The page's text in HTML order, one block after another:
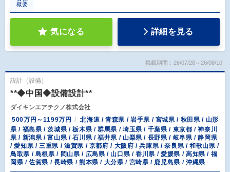
概要
気になる 詳細を見る
掲載期間：26/07/28～26/08/10
設計（設備）
**◆中国◆設備設計**
ダイキンエアテクノ株式会社
500万円～1199万円
北海道 / 青森県 / 岩手県 / 宮城県 / 秋田県 / 山形
県 / 福島県 / 茨城県 / 栃木県 / 群馬県 / 埼玉県 / 千葉県 / 東京都 / 神奈川
県 / 新潟県 / 富山県 / 石川県 / 福井県 / 山梨県 / 長野県 / 岐阜県 / 静岡県
/ 愛知県 / 三重県 / 滋賀県 / 京都府 / 大阪府 / 兵庫県 / 奈良県 / 和歌山県 /
鳥取県 / 島根県 / 岡山県 / 広島県 / 山口県 / 香川県 / 愛媛県 / 高知県 / 福
岡県 / 佐賀県 / 長崎県 / 熊本県 / 大分県 / 宮崎県 / 鹿児島県 / 沖縄県